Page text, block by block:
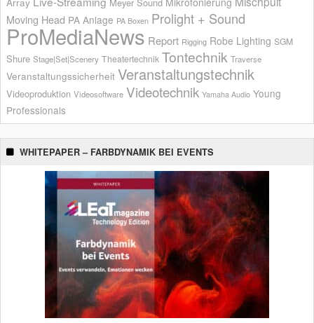
Moving Head PA Anlage PA Boxen Prolight + Sound
ProMediaNews Report Rigging Robe Lighting SGM
Shure Stage|Set|Scenery Theatertechnik Tontechnik Traverse
Veranstaltungssicherheit Veranstaltungstechnik
Videoproduktion Videosoftware Videotechnik Yamaha Audio Young
Professionals
WHITEPAPER – FARBDYNAMIK BEI EVENTS